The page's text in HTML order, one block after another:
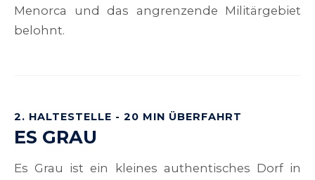
Menorca und das angrenzende Militärgebiet
belohnt.
2. HALTESTELLE - 20 MIN ÜBERFAHRT
ES GRAU
Es Grau ist ein kleines authentisches Dorf in